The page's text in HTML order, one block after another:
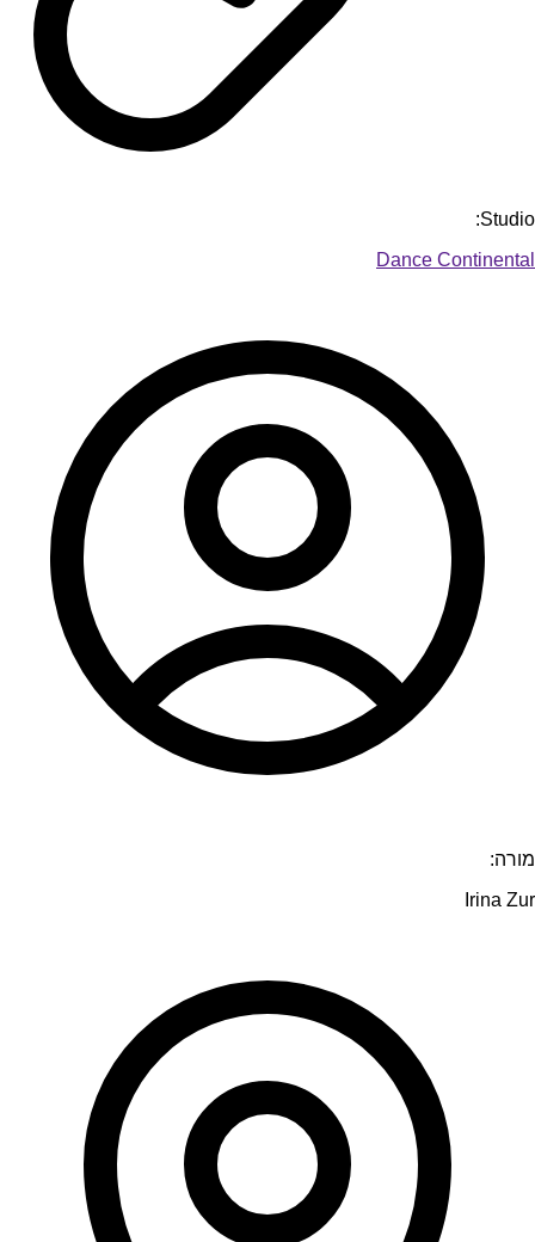
Studio:
Dance Continental
מורה:
Irina Zur